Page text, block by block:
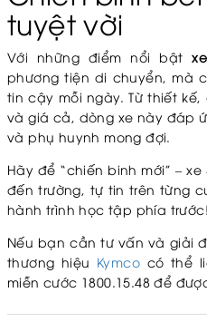
tuyệt vời
Với những điểm nổi bật
phương tiện di chuyển, mà
tin cậy mỗi ngày. Từ thiết
và giá cả, dòng xe này đáp
và phụ huynh mong đợi.
Hãy để “chiến binh mới” –
đến trường, tự tin trên từng
hành trình học tập phía trước!
Nếu bạn cần tư vấn và giải
thương hiệu Kymco có thể
miễn cước 1800.15.48 để